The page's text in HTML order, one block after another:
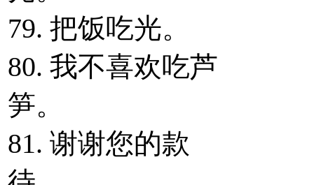
79. 把饭吃光。
80. 我不喜欢吃芦
笋。
81. 谢谢您的款